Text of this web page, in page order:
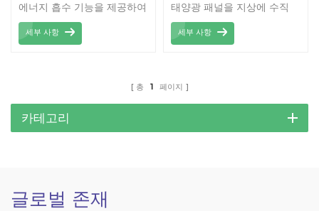
에너지 흡수 기능을 제공하여
특히 아침과 저녁 시간대에
발전량을 극대화합니다. 기능
주거 및 상업 공간 모두에 적
합합니다.
세부 사항
태양광 패널을 지상에 수직
방향으로 안전하게 고정하도
록 설계된 장착 시스템입니
서 태양 에너지 포집을 극대
화하는 데 특히 유용합니다.
세부 사항
총 1 페이지
카테고리
글로벌 존재